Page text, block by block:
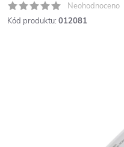
Neohodnoceno
Kód produktu: 012081